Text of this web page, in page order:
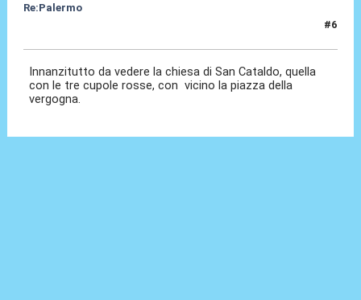
Re:Palermo
#6
Innanzitutto da vedere la chiesa di San Cataldo, quella
con le tre cupole rosse, con vicino la piazza della
vergogna.